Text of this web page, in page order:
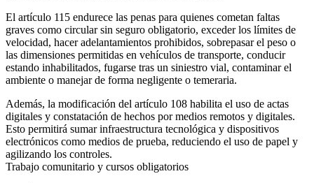
El artículo 115 endurece las penas para quienes cometan faltas
graves como circular sin seguro obligatorio, exceder los límites de
velocidad, hacer adelantamientos prohibidos, sobrepasar el peso o
las dimensiones permitidas en vehículos de transporte, conducir
estando inhabilitados, fugarse tras un siniestro vial, contaminar el
ambiente o manejar de forma negligente o temeraria.
Además, la modificación del artículo 108 habilita el uso de actas
digitales y constatación de hechos por medios remotos y digitales.
Esto permitirá sumar infraestructura tecnológica y dispositivos
electrónicos como medios de prueba, reduciendo el uso de papel y
agilizando los controles.
Trabajo comunitario y cursos obligatorios